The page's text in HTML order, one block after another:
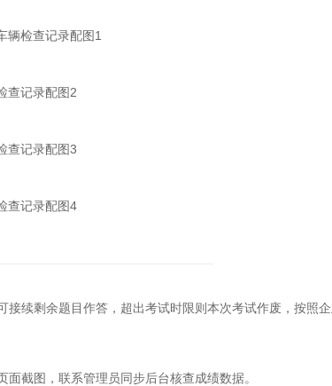
续剩余题目作答，超出考试时限则本次考试作废，按照
截图，联系管理员同步后台核查成绩数据。